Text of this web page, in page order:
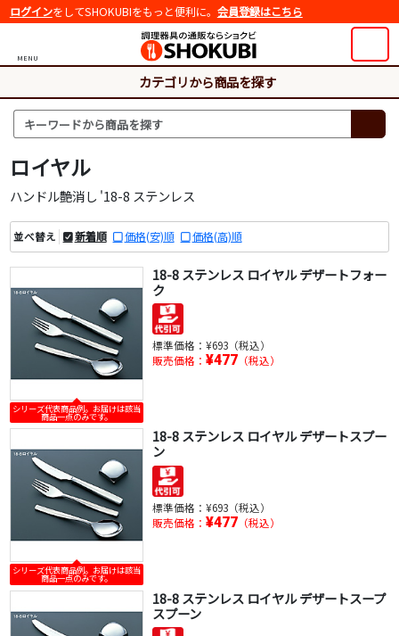
ログインをしてSHOKUBIをもっと便利に。 会員登録はこちら
MENU
カテゴリから商品を探す
ロイヤル
ハンドル艶消し '18-8 ステンレス
並べ替え 新着順 価格(安)順 価格(高)順
シリーズ代表商品例。お届けは該当
商品一点のみです。
18-8 ステンレス ロイヤル デザートフォー
ク
標準価格： ¥693（税込）
販売価格： ¥477（税込）
シリーズ代表商品例。お届けは該当
商品一点のみです。
18-8 ステンレス ロイヤル デザートスプー
ン
標準価格： ¥693（税込）
販売価格： ¥477（税込）
18-8 ステンレス ロイヤル デザートスープ
スプーン